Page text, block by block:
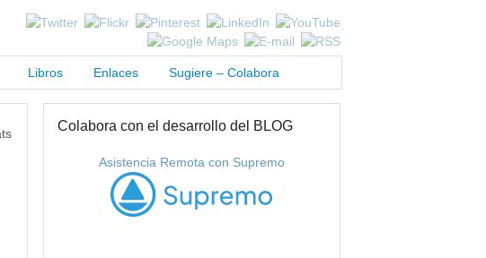
Libros Enlaces Sugiere – Colabora
Colabora con el desarrollo del BLOG
Asistencia Remota con Supremo